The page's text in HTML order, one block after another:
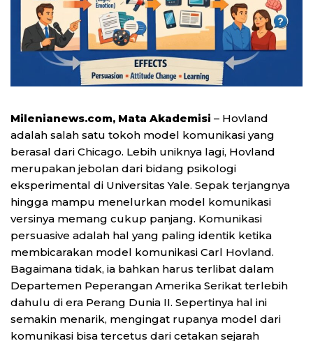
Milenianews.com, Mata Akademisi – Hovland
adalah salah satu tokoh model komunikasi yang
berasal dari Chicago. Lebih uniknya lagi, Hovland
merupakan jebolan dari bidang psikologi
eksperimental di Universitas Yale. Sepak terjangnya
hingga mampu menelurkan model komunikasi
versinya memang cukup panjang. Komunikasi
persuasive adalah hal yang paling identik ketika
membicarakan model komunikasi Carl Hovland.
Bagaimana tidak, ia bahkan harus terlibat dalam
Departemen Peperangan Amerika Serikat terlebih
dahulu di era Perang Dunia II. Sepertinya hal ini
semakin menarik, mengingat rupanya model dari
komunikasi bisa tercetus dari cetakan sejarah